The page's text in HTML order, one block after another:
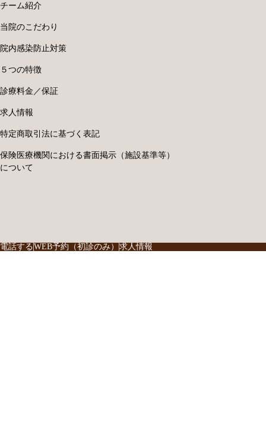
チーム紹介
当院のこだわり
院内感染防止対策
５つの特徴
診療料金／保証
求人情報
特定商取引法に基づく表記
保険医療機関における書面掲示（施設基準等）
について
電話するWEB予約（初診のみ） 求人情報